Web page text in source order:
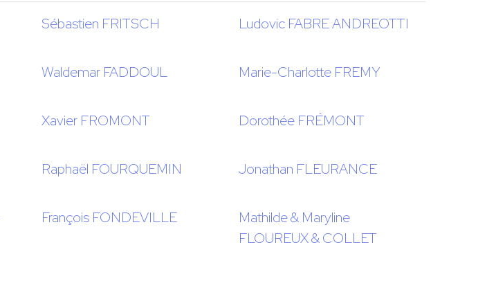
Sébastien FRITSCH Ludovic FABRE ANDREOTTI
Waldemar FADDOUL Marie-Charlotte FREMY
Xavier FROMONT Dorothée FRÉMONT
Raphaël FOURQUEMIN Jonathan FLEURANCE
François FONDEVILLE
Mathilde & Maryline
FLOUREUX & COLLET